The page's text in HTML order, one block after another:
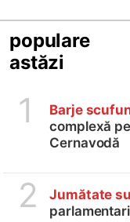
populare
astăzi
1 Barje
complexă
Cernavodă
2 Jumătate